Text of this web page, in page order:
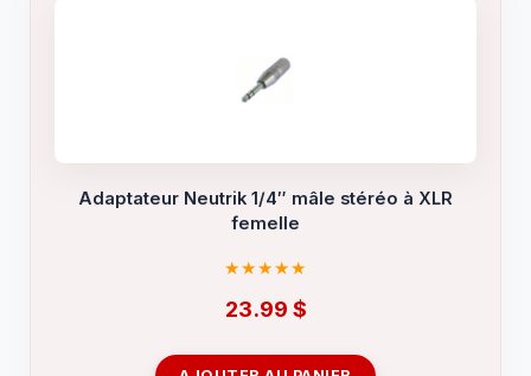
Adaptateur Neutrik 1/4″ mâle stéréo à XLR
femelle
23.99 $